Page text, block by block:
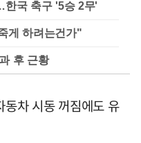
국 축구 '5승 2무'
게 하려는건가"
후 근황
차 시동 꺼짐에도 유